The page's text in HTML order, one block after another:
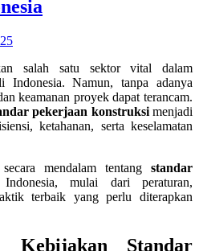
salah satu sektor vital dalam
Indonesia. Namun, tanpa adanya
keamanan proyek dapat terancam.
pekerjaan konstruksimenjadi
ketahanan, serta keselamatan
mendalam tentang standar
mulai dari peraturan,
terbaik yang perlu diterapkan
Kebijakan Standar